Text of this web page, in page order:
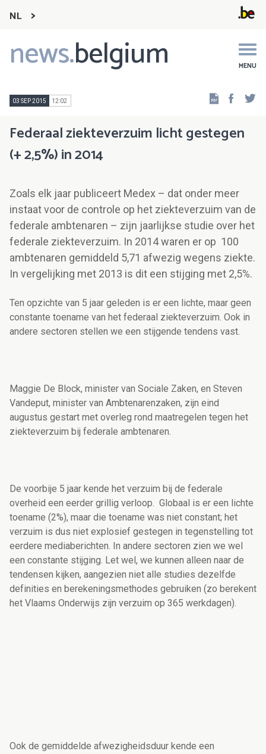
NL
news.belgium MENU
Main
navigation
03 SEP 2015 12:02
Federaal ziekteverzuim licht gestegen
(+ 2,5%) in 2014
Zoals elk jaar publiceert Medex – dat onder meer
instaat voor de controle op het ziekteverzuim van de
federale ambtenaren – zijn jaarlijkse studie over het
federale ziekteverzuim. In 2014 waren er op 100
ambtenaren gemiddeld 5,71 afwezig wegens ziekte.
In vergelijking met 2013 is dit een stijging met 2,5%.
Ten opzichte van 5 jaar geleden is er een lichte, maar geen
constante toename van het federaal ziekteverzuim. Ook in
andere sectoren stellen we een stijgende tendens vast.
Maggie De Block, minister van Sociale Zaken, en Steven
Vandeput, minister van Ambtenarenzaken, zijn eind
augustus gestart met overleg rond maatregelen tegen het
ziekteverzuim bij federale ambtenaren.
De voorbije 5 jaar kende het verzuim bij de federale
overheid een eerder grillig verloop. Globaal is er een lichte
toename (2%), maar die toename was niet constant; het
verzuim is dus niet explosief gestegen in tegenstelling tot
eerdere mediaberichten. In andere sectoren zien we wel
een constante stijging. Let wel, we kunnen alleen naar de
tendensen kijken, aangezien niet alle studies dezelfde
definities en berekeningsmethodes gebruiken (zo berekent
het Vlaams Onderwijs zijn verzuim op 365 werkdagen).
Ook de gemiddelde afwezigheidsduur kende een